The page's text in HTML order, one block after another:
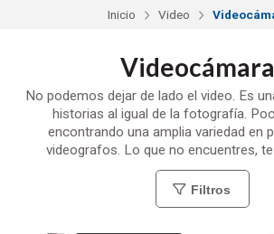
Inicio Video
No podemos dejar de lado el video. Es
historias al igual de la fotografía.
encontrando una amplia variedad en
videografos. Lo que no encuentres,
Filtros